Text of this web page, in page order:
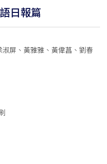
日報篇
屏、黃雅雅、黃偉菖、劉春